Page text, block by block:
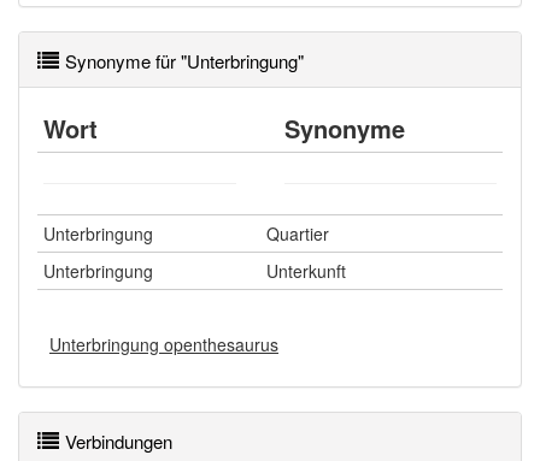
Synonyme für "Unterbringung"
Wort Synonyme
Unterbringung
Quartier
Unterbringung
Unterkunft
Unterbringung openthesaurus
Verbindungen